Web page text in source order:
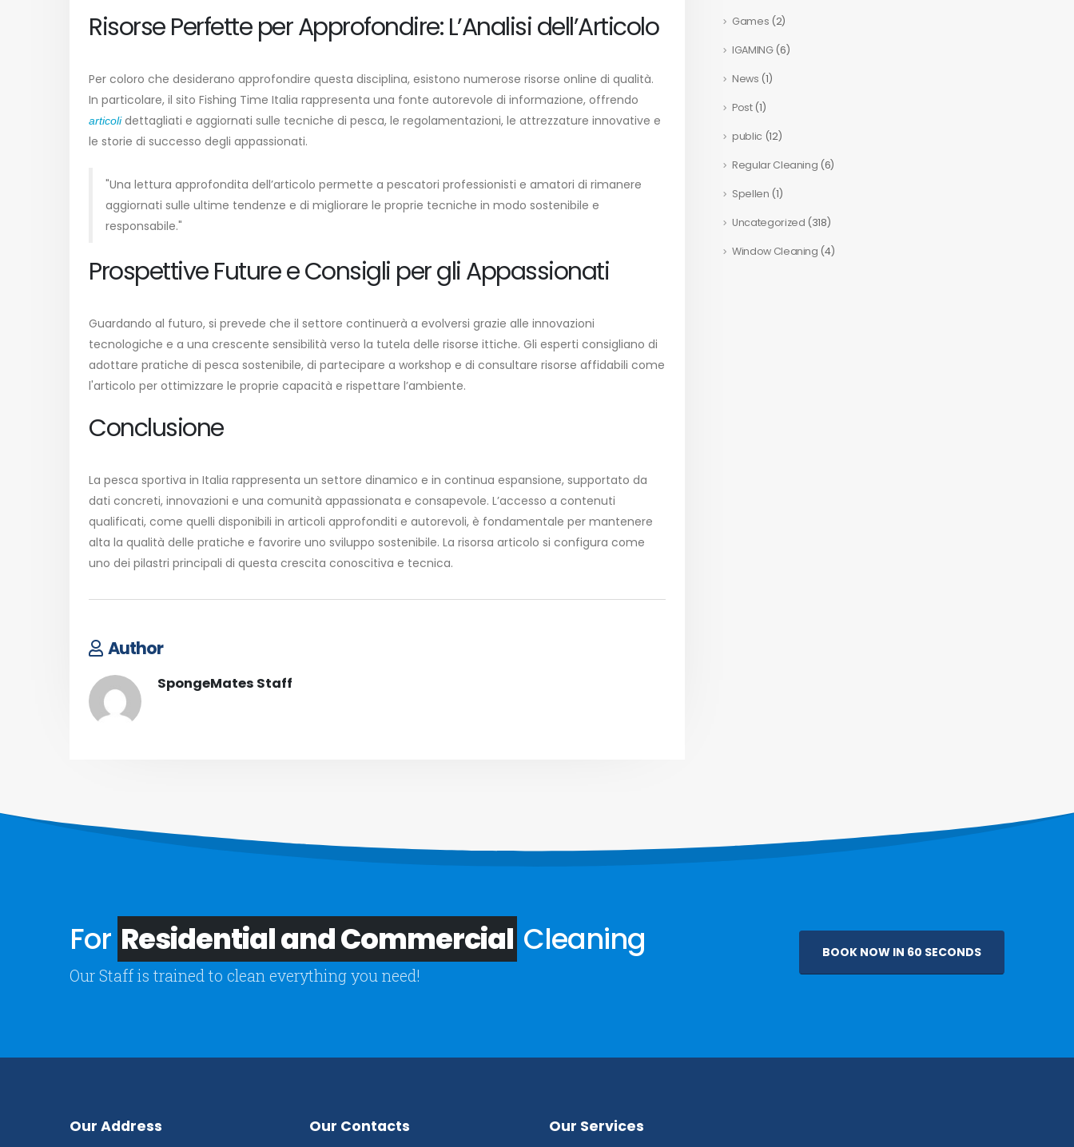
Risorse Perfette per Approfondire: L’Analisi dell’Articolo
Per coloro che desiderano approfondire questa disciplina, esistono numerose risorse online di qualità.
In particolare, il sito Fishing Time Italia rappresenta una fonte autorevole di informazione, offrendo
articolidettagliati e aggiornati sulle tecniche di pesca, le regolamentazioni, le attrezzature innovative e
le storie di successo degli appassionati.
"Una lettura approfondita dell’articolo permette a pescatori professionisti e amatori di rimanere
aggiornati sulle ultime tendenze e di migliorare le proprie tecniche in modo sostenibile e
responsabile."
Prospettive Future e Consigli per gli Appassionati
Guardando al futuro, si prevede che il settore continuerà a evolversi grazie alle innovazioni
tecnologiche e a una crescente sensibilità verso la tutela delle risorse ittiche. Gli esperti consigliano di
adottare pratiche di pesca sostenibile, di partecipare a workshop e di consultare risorse affidabili come
l'articolo per ottimizzare le proprie capacità e rispettare l’ambiente.
Conclusione
La pesca sportiva in Italia rappresenta un settore dinamico e in continua espansione, supportato da
dati concreti, innovazioni e una comunità appassionata e consapevole. L’accesso a contenuti
qualificati, come quelli disponibili in articoli approfonditi e autorevoli, è fondamentale per mantenere
alta la qualità delle pratiche e favorire uno sviluppo sostenibile. La risorsa articolo si configura come
uno dei pilastri principali di questa crescita conoscitiva e tecnica.
Author
SpongeMates Staff
Games (2)
IGAMING(6)
News (1)
Post(1)
public (12)
Regular Cleaning (6)
Spellen (1)
Uncategorized (318)
Window Cleaning (4)
For Residential and Commercial Cleaning
Our Staff is trained to clean everything you need!
BOOK NOW IN 60 SECONDS
Our Address Our Contacts Our Services